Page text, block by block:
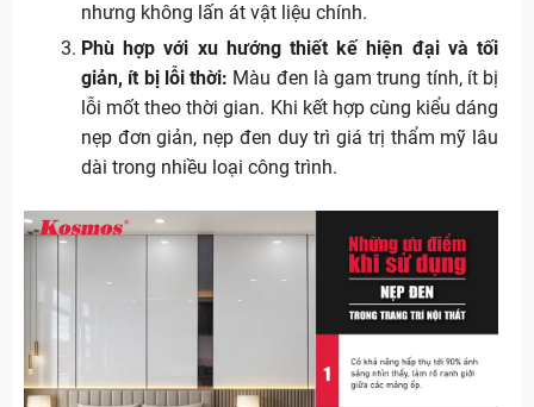
nhưng không lấn át vật liệu chính.
Phù hợp với xu hướng thiết kế hiện đại và tối
giản, ít bị lỗi thời: Màu đen là gam trung tính, ít bị
lỗi mốt theo thời gian. Khi kết hợp cùng kiểu dáng
nẹp đơn giản, nẹp đen duy trì giá trị thẩm mỹ lâu
dài trong nhiều loại công trình.